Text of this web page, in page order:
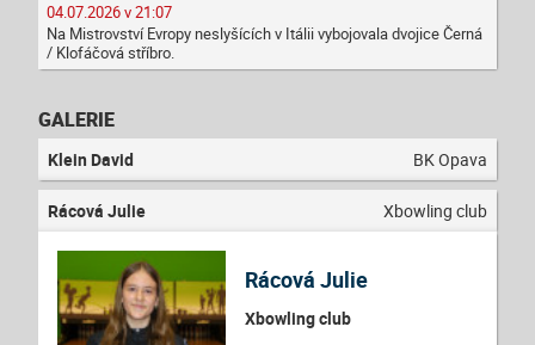
04.07.2026 v 21:07
Na Mistrovství Evropy neslyšících v Itálii vybojovala dvojice Černá
/ Klofáčová stříbro.
GALERIE
Klein David BK Opava
Rácová Julie Xbowling club
Rácová Julie
Xbowling club